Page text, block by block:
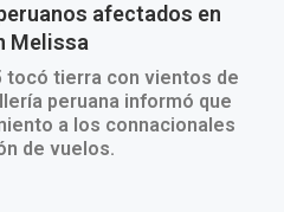
afectados en
Melissa
tocó tierra con vientos de
peruana informó que
a los connacionales
de vuelos.